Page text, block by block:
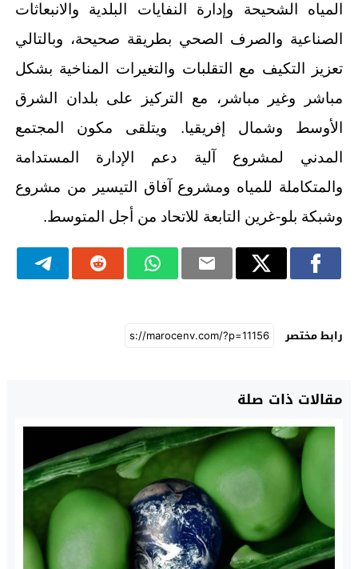
المياه الشحيحة وإدارة النفايات البلدية والانبعاثات
الصناعية والصرف الصحي بطريقة صحيحة، وبالتالي
تعزيز التكيف مع التقلبات والتغيرات المناخية بشكل
مباشر وغير مباشر، مع التركيز على بلدان الشرق
الأوسط وشمال إفريقيا. ويتلقى مكون المجتمع
المدني لمشروع آلية دعم الإدارة المستدامة
والمتكاملة للمياه ومشروع آفاق التيسير من مشروع
وشبكة بلو-غرين التابعة للاتحاد من أجل المتوسط.
رابط مختصر
مقالات ذات صلة